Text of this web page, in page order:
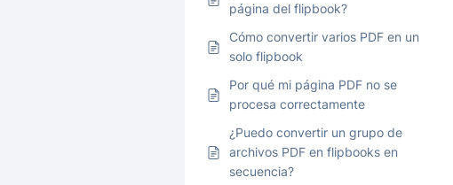
página del flipbook?
Cómo convertir varios PDF en un
solo flipbook
Por qué mi página PDF no se
procesa correctamente
¿Puedo convertir un grupo de
archivos PDF en flipbooks en
secuencia?